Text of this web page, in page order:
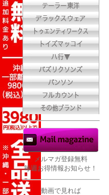
メルマガ登録無料
毎週お得情報お知らせ！
動画で見れば